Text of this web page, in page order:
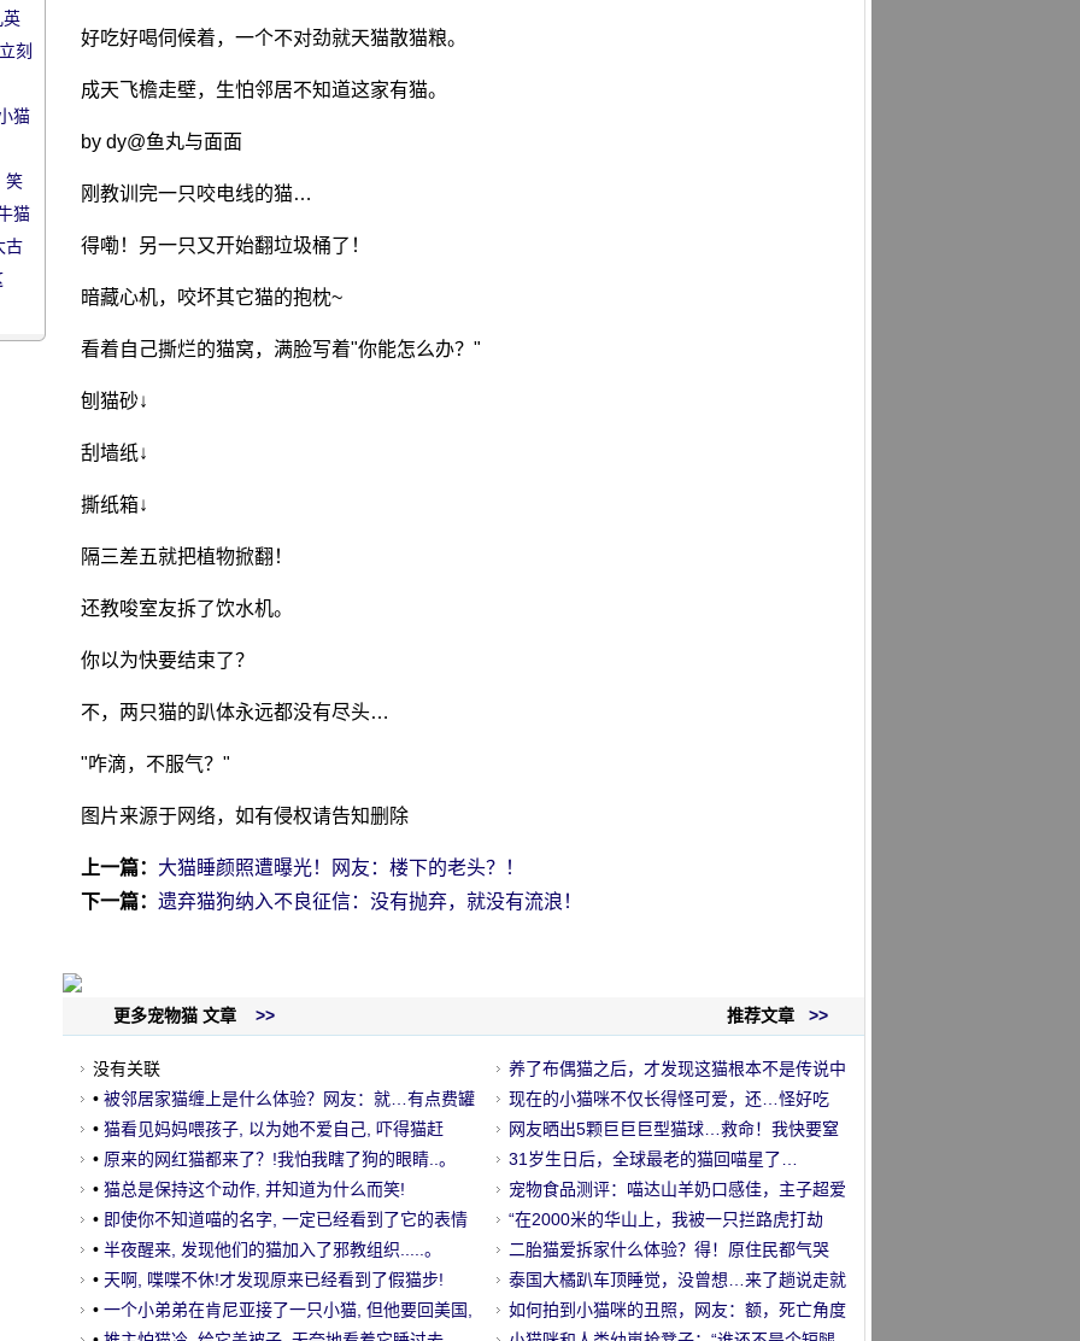
好吃好喝伺候着，一个不对劲就天猫散猫粮。
成天飞檐走壁，生怕邻居不知道这家有猫。
by dy@鱼丸与面面
刚教训完一只咬电线的猫…
得嘞！另一只又开始翻垃圾桶了！
暗藏心机，咬坏其它猫的抱枕~
看着自己撕烂的猫窝，满脸写着"你能怎么办？"
刨猫砂↓
刮墙纸↓
撕纸箱↓
隔三差五就把植物掀翻！
还教唆室友拆了饮水机。
你以为快要结束了？
不，两只猫的趴体永远都没有尽头…
"咋滴，不服气？"
图片来源于网络，如有侵权请告知删除
上一篇： 大猫睡颜照遭曝光！网友：楼下的老头？！
下一篇： 遗弃猫狗纳入不良征信：没有抛弃，就没有流浪！
推荐文章 >>
更多宠物猫 文章 >>
养了布偶猫之后，才发现这猫根本不是传说中
的那么回事
现在的小猫咪不仅长得怪可爱，还…怪好吃
的！
网友晒出5颗巨巨巨型猫球…救命！我快要窒
息了！
31岁生日后，全球最老的猫回喵星了…
宠物食品测评：喵达山羊奶口感佳，主子超爱
喝！
“在2000米的华山上，我被一只拦路虎打劫
了…”
二胎猫爱拆家什么体验？得！原住民都气哭
了…
泰国大橘趴车顶睡觉，没曾想…来了趟说走就
走的旅行哈哈哈！
如何拍到小猫咪的丑照，网友：额，死亡角度
没有关联
• 被邻居家猫缠上是什么体验？网友：就…有点费罐
罐！
• 猫看见妈妈喂孩子, 以为她不爱自己, 吓得猫赶
忙.....。
• 原来的网红猫都来了？!我怕我瞎了狗的眼睛..。
• 猫总是保持这个动作, 并知道为什么而笑!
• 即使你不知道喵的名字, 一定已经看到了它的表情
袋..。
• 半夜醒来, 发现他们的猫加入了邪教组织.....。
• 天啊, 喋喋不休!才发现原来已经看到了假猫步!
• 一个小弟弟在肯尼亚接了一只小猫, 但他要回美国,
英
刻
猫
笑
猫
古